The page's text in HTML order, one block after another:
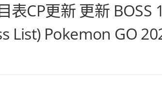
CP更新 更新 BOSS
List) Pokemon GO